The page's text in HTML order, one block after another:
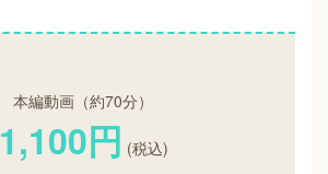
本編動画（約70分）
1,100円 (税込)